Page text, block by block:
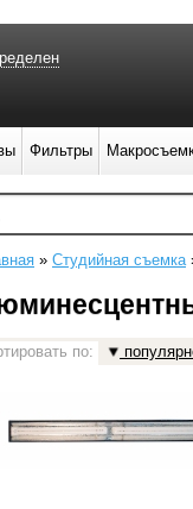
» Студийная съемка
по:
Фильтры